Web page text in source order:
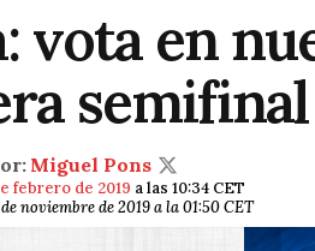
vota en
semifinal
Miguel Pons
febrero de 2019 a las 10:34 CET
noviembre de 2019 a la 01:50 CET